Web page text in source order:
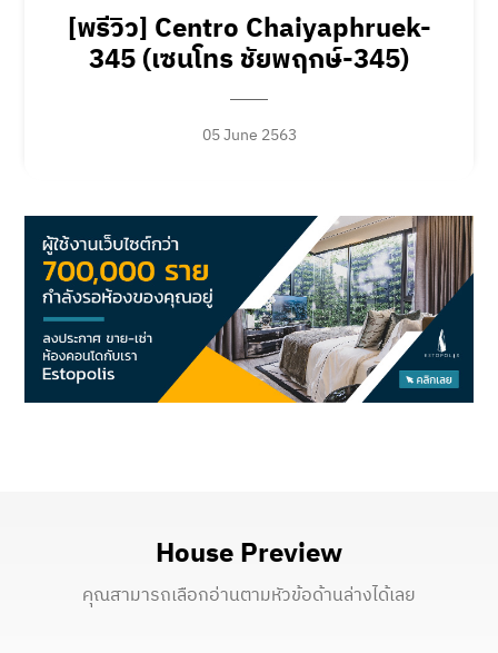
[พรีวิว] Centro Chaiyaphruek-
345 (เซนโทร ชัยพฤกษ์-345)
05 June 2563
House Preview
คุณสามารถเลือกอ่านตามหัวข้อด้านล่างได้เลย